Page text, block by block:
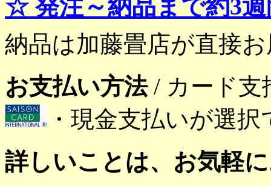
☆ 発注～納品まで約3
納品は加藤畳店が直接
お支払い方法 / カード支
・現金支払いが選
詳しいことは、お気軽